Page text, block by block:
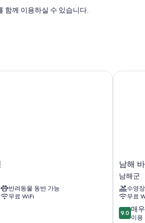
함께 이용하실 수 있습니다.
든 객실에는 무료 WiFi 같은 편의 시설 및 서
반려동물 동반 가능
무료 WiFi
남
해
바
닷
가
오
페
남해
남해군
수영장
무료
10
점
9.0 매
이용
남해 바